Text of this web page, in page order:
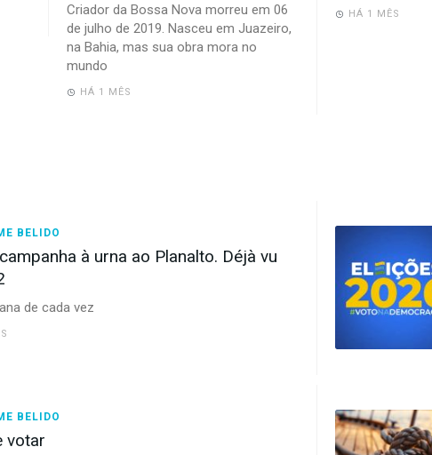
Criador da Bossa Nova morreu em 06
de julho de 2019. Nasceu em Juazeiro,
na Bahia, mas sua obra mora no
mundo
HÁ 1 MÊS
HÁ 1 MÊS
BELIDO
à urna ao Planalto. Déjà vu
de cada vez
BELIDO
votar